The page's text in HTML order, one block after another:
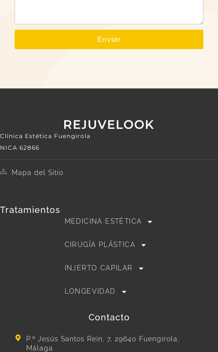
Enviar
Clínica Estética Fuengirola
NICA 62866
Mapa del Sitio
Tratamientos
MEDICINA ESTÉTICA
CIRUGÍA PLÁSTICA
INJERTO CAPILAR
LONGEVIDAD
Contacto
P.º Jesús Santos Rein, 7, 29640 Fuengirola,
Málaga